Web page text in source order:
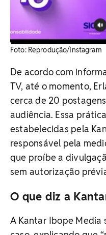
​Foto: Reprodução/Instagram
De acordo com
TV, até o momento,
cerca de 20
audiência. Essa
estabelecidas pela
responsável pela
que proíbe a
sem autorização
O que diz a
A Kantar Ibope Media